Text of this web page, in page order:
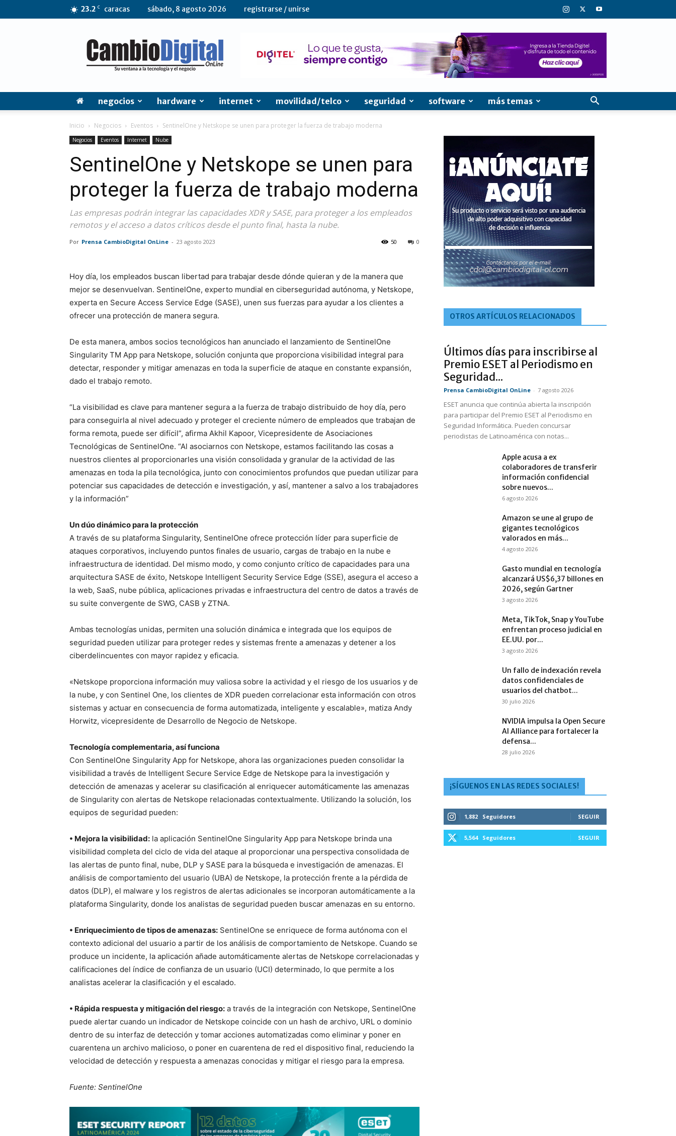
23.2 C caracas sábado, 8 agosto 2026 registrarse / unirse
CambioDigital
OnLine
negocios hardware internet movilidad/telco seguridad software más temas
Inicio Negocios Eventos SentinelOne y Netskope se unen para proteger la fuerza de trabajo moderna
Negocios Eventos Internet Nube
SentinelOne y Netskope se unen para
proteger la fuerza de trabajo moderna
Las empresas podrán integrar las capacidades XDR y SASE, para proteger a los empleados
remotos y el acceso a datos críticos desde el punto final, hasta la nube.
Por Prensa CambioDigital OnLine - 23 agosto 2023 0
50
Hoy día, los empleados buscan libertad para trabajar desde dónde quieran y de la manera que
mejor se desenvuelvan. SentinelOne, experto mundial en ciberseguridad autónoma, y Netskope,
experta en Secure Access Service Edge (SASE), unen sus fuerzas para ayudar a los clientes a
ofrecer una protección de manera segura.
De esta manera, ambos socios tecnológicos han anunciado el lanzamiento de SentinelOne
Singularity TM App para Netskope, solución conjunta que proporciona visibilidad integral para
detectar, responder y mitigar amenazas en toda la superficie de ataque en constante expansión,
dado el trabajo remoto.
“La visibilidad es clave para mantener segura a la fuerza de trabajo distribuido de hoy día, pero
para conseguirla al nivel adecuado y proteger el creciente número de empleados que trabajan de
forma remota, puede ser difícil”, afirma Akhil Kapoor, Vicepresidente de Asociaciones
Tecnológicas de SentinelOne. “Al asociarnos con Netskope, estamos facilitando las cosas a
nuestros clientes al proporcionarles una visión consolidada y granular de la actividad de las
amenazas en toda la pila tecnológica, junto con conocimientos profundos que puedan utilizar para
potenciar sus capacidades de detección e investigación, y así, mantener a salvo a los trabajadores
y la información”
Un dúo dinámico para la protección
A través de su plataforma Singularity, SentinelOne ofrece protección líder para superficie de
ataques corporativos, incluyendo puntos finales de usuario, cargas de trabajo en la nube e
infraestructura de identidad. Del mismo modo, y como conjunto crítico de capacidades para una
arquitectura SASE de éxito, Netskope Intelligent Security Service Edge (SSE), asegura el acceso a
la web, SaaS, nube pública, aplicaciones privadas e infraestructura del centro de datos a través de
su suite convergente de SWG, CASB y ZTNA.
Ambas tecnologías unidas, permiten una solución dinámica e integrada que los equipos de
seguridad pueden utilizar para proteger redes y sistemas frente a amenazas y detener a los
ciberdelincuentes con mayor rapidez y eficacia.
«Netskope proporciona información muy valiosa sobre la actividad y el riesgo de los usuarios y de
la nube, y con Sentinel One, los clientes de XDR pueden correlacionar esta información con otros
sistemas y actuar en consecuencia de forma automatizada, inteligente y escalable», matiza Andy
Horwitz, vicepresidente de Desarrollo de Negocio de Netskope.
Tecnología complementaria, así funciona
Con SentinelOne Singularity App for Netskope, ahora las organizaciones pueden consolidar la
visibilidad a través de Intelligent Secure Service Edge de Netskope para la investigación y
detección de amenazas y acelerar su clasificación al enriquecer automáticamente las amenazas
de Singularity con alertas de Netskope relacionadas contextualmente. Utilizando la solución, los
equipos de seguridad pueden:
• Mejora la visibilidad: la aplicación SentinelOne Singularity App para Netskope brinda una
visibilidad completa del ciclo de vida del ataque al proporcionar una perspectiva consolidada de
las alertas de punto final, nube, DLP y SASE para la búsqueda e investigación de amenazas. El
análisis de comportamiento del usuario (UBA) de Netskope, la protección frente a la pérdida de
datos (DLP), el malware y los registros de alertas adicionales se incorporan automáticamente a la
plataforma Singularity, donde los analistas de seguridad pueden buscar amenazas en su entorno.
• Enriquecimiento de tipos de amenazas: SentinelOne se enriquece de forma autónoma con el
contexto adicional del usuario a partir de los análisis de comportamiento de Netskope. Cuando se
produce un incidente, la aplicación añade automáticamente alertas de Netskope correlacionadas y
calificaciones del índice de confianza de un usuario (UCI) determinado, lo que permite a los
analistas acelerar la clasificación y el escalado.
• Rápida respuesta y mitigación del riesgo: a través de la integración con Netskope, SentinelOne
puede alertar cuando un indicador de Netskope coincide con un hash de archivo, URL o dominio
dentro de su interfaz de detección y tomar acciones automatizadas como eliminar y poner en
cuarentena un archivo malicioso, o poner en cuarentena de red el dispositivo final, reduciendo la
velocidad de detección y respuesta a amenazas conocidas y mitigar el riesgo para la empresa.
Fuente: SentinelOne
OTROS ARTÍCULOS RELACIONADOS
Últimos días para inscribirse al
Premio ESET al Periodismo en
Seguridad...
Prensa CambioDigital OnLine - 7 agosto 2026
ESET anuncia que continúa abierta la inscripción
para participar del Premio ESET al Periodismo en
Seguridad Informática. Pueden concursar
periodistas de Latinoamérica con notas...
Apple acusa a ex
colaboradores de transferir
información confidencial
sobre nuevos...
6 agosto 2026
Amazon se une al grupo de
gigantes tecnológicos
valorados en más...
4 agosto 2026
Gasto mundial en tecnología
alcanzará US$6,37 billones en
2026, según Gartner
3 agosto 2026
Meta, TikTok, Snap y YouTube
enfrentan proceso judicial en
EE.UU. por...
3 agosto 2026
Un fallo de indexación revela
datos confidenciales de
usuarios del chatbot...
30 julio 2026
NVIDIA impulsa la Open Secure
AI Alliance para fortalecer la
defensa...
28 julio 2026
¡SÍGUENOS EN LAS REDES SOCIALES!
1,882 Seguidores SEGUIR
5,564 Seguidores SEGUIR